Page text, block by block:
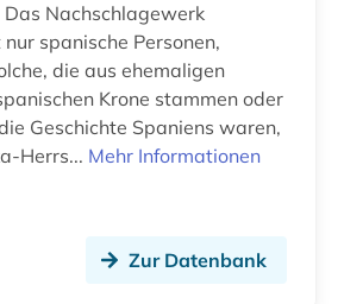
Das Nachschlagewerk
spanische Personen,
die aus ehemaligen
Krone stammen oder
Geschichte Spaniens waren,
Herrs... Mehr Informationen
Zur Datenbank